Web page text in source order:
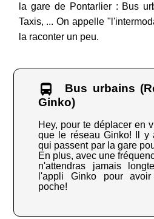
la gare de Pontarlier : Bus
Taxis, ... On appelle
la raconter un peu.
Bus urbains
Ginko)
Hey, pour te déplacer en
que le réseau Ginko! Il y
qui passent par la gare
En plus, avec une
n'attendras jamais
l'appli Ginko pour
poche!